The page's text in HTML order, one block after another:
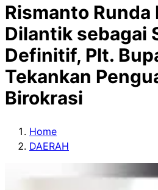
Rismanto Runda
Dilantik sebagai
Definitif, Plt.
Tekankan
Birokrasi
Home
DAERAH